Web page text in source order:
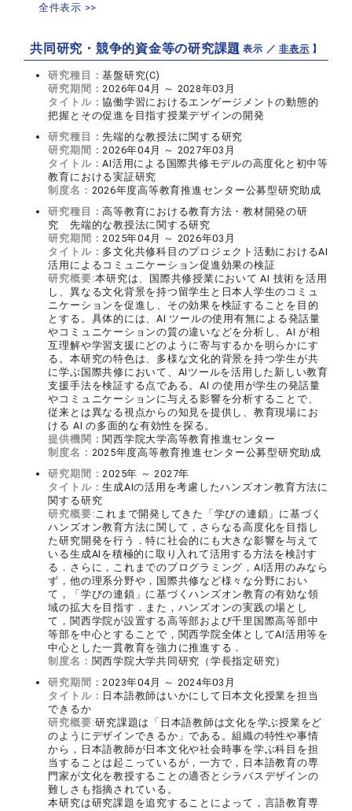
全件表示 >>
共同研究・競争的資金等の研究課題【 表示 ／非表示 】
研究種目：基盤研究(C)
研究期間：2026年04月 ～ 2028年03月
タイトル：協働学習におけるエンゲージメントの動態的
把握とその促進を目指す授業デザインの開発
研究種目：先端的な教授法に関する研究
研究期間：2026年04月 ～ 2027年03月
タイトル：AI活用による国際共修モデルの高度化と初中等
教育における実証研究
制度名： 2026年度高等教育推進センター公募型研究助成
研究種目：高等教育における教育方法・教材開発の研
究 先端的な教授法に関する研究
研究期間：2025年04月 ～ 2026年03月
タイトル： 多文化共修科目のプロジェクト活動におけるAI
活用によるコミュニケーション促進効果の検証
研究概要:本研究は、国際共修授業において AI 技術を活用
し、異なる文化背景を持つ留学生と日本人学生のコミュ
ニケーションを促進し、その効果を検証することを目的
とする。具体的には、AI ツールの使用有無による発話量
やコミュニケーションの質の違いなどを分析し、AI が相
互理解や学習支援にどのように寄与するかを明らかにす
る。本研究の特色は、多様な文化的背景を持つ学生が共
に学ぶ国際共修において、AIツールを活用した新しい教育
支援手法を検証する点である。AI の使用が学生の発話量
やコミュニケーションに与える影響を分析することで、
従来とは異なる視点からの知見を提供し、教育現場にお
ける AI の多面的な有効性を探る。
提供機関： 関西学院大学高等教育推進センター
制度名： 2025年度高等教育推進センター公募型研究助成
研究期間：2025年 ～ 2027年
タイトル：生成AIの活用を考慮したハンズオン教育方法に
関する研究
研究概要:これまで開発してきた「学びの連鎖」に基づく
ハンズオン教育方法に関して，さらなる高度化を目指し
た研究開発を行う．特に社会的にも大きな影響を与えて
いる生成AIを積極的に取り入れて活用する方法を検討す
る．さらに，これまでのプログラミング，AI活用のみなら
ず，他の理系分野や，国際共修など様々な分野におい
て，「学びの連鎖」に基づくハンズオン教育の有効な領
域の拡大を目指す．また，ハンズオンの実践の場とし
て，関西学院が設置する高等部および千里国際高等部中
等部を中心とすることで，関西学院全体としてAI活用等を
中心とした一貫教育を強力に推進する．
制度名： 関西学院大学共同研究（学長指定研究）
研究期間：2023年04月 ～ 2024年03月
タイトル： 日本語教師はいかにして日本文化授業を担当
できるか
研究概要:研究課題は「日本語教師は文化を学ぶ授業をど
のようにデザインできるか」である。組織の特性や事情
から，日本語教師が日本文化や社会時事を学ぶ科目を担
当することは起こっているが，一方で，日本語教育の専
門家が文化を教授することの適否とシラバスデザインの
難しさも指摘されている。
本研究は研究課題を追究することによって，言語教育専